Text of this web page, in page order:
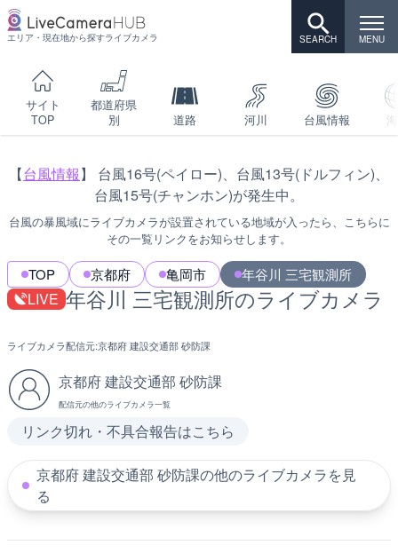
エリア・現在地から探すライブカメラ
サイト
TOP
都道府県
別
道路 河川 台風情報
【台風情報】 台風16号(ペイロー)、台風13号(ドルフィン)、
台風15号(チャンホン)が発生中。
台風の暴風域にライブカメラが設置されている地域が入ったら、こちらに
その一覧リンクをお知らせします。
TOP 京都府 亀岡市 年谷川 三宅観測所
LIVE 年谷川 三宅観測所のライブカメラ
ライブカメラ配信元:京都府 建設交通部 砂防課
京都府 建設交通部 砂防課
配信元の他のライブカメラ一覧
リンク切れ・不具合報告はこちら
京都府 建設交通部 砂防課の他のライブカメラを見
る